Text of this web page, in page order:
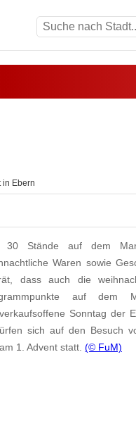
Ebern
Stände auf dem
Waren sowie
dass auch die
auf dem
Sonntag der
sich auf den Besuch
1. Advent statt. (© FuM)